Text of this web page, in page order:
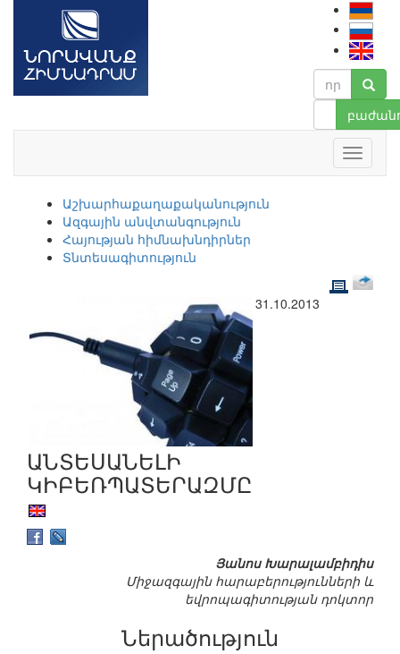
Աշխարհաքաղաքականություն
Ազգային անվտանգություն
Հայության հիմնախնդիրներ
Տնտեսագիտություն
31.10.2013
ԱՆՏԵՍԱՆԵԼԻ
ԿԻԲԵՌՊԱՏԵՐԱԶՄԸ
Յանոս Խարալամբիդիս
Միջազգային հարաբերությունների և
եվրոպագիտության դոկտոր
Ներածություն